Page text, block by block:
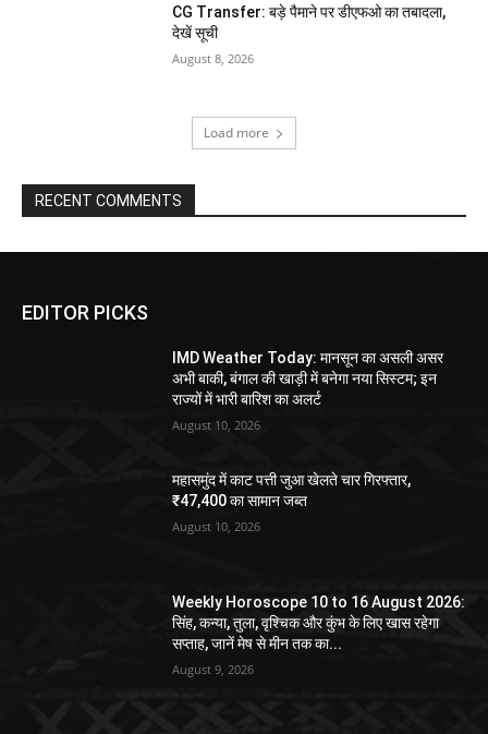
CG Transfer: बड़े पैमाने पर डीएफओ का तबादला,
देखें सूची
August 8, 2026
Load more
RECENT COMMENTS
EDITOR PICKS
IMD Weather Today: मानसून का असली असर
अभी बाकी, बंगाल की खाड़ी में बनेगा नया सिस्टम; इन
राज्यों में भारी बारिश का अलर्ट
August 10, 2026
महासमुंद में काट पत्ती जुआ खेलते चार गिरफ्तार,
₹47,400 का सामान जब्त
August 10, 2026
Weekly Horoscope 10 to 16 August 2026:
सिंह, कन्या, तुला, वृश्चिक और कुंभ के लिए खास रहेगा
सप्ताह, जानें मेष से मीन तक का...
August 9, 2026